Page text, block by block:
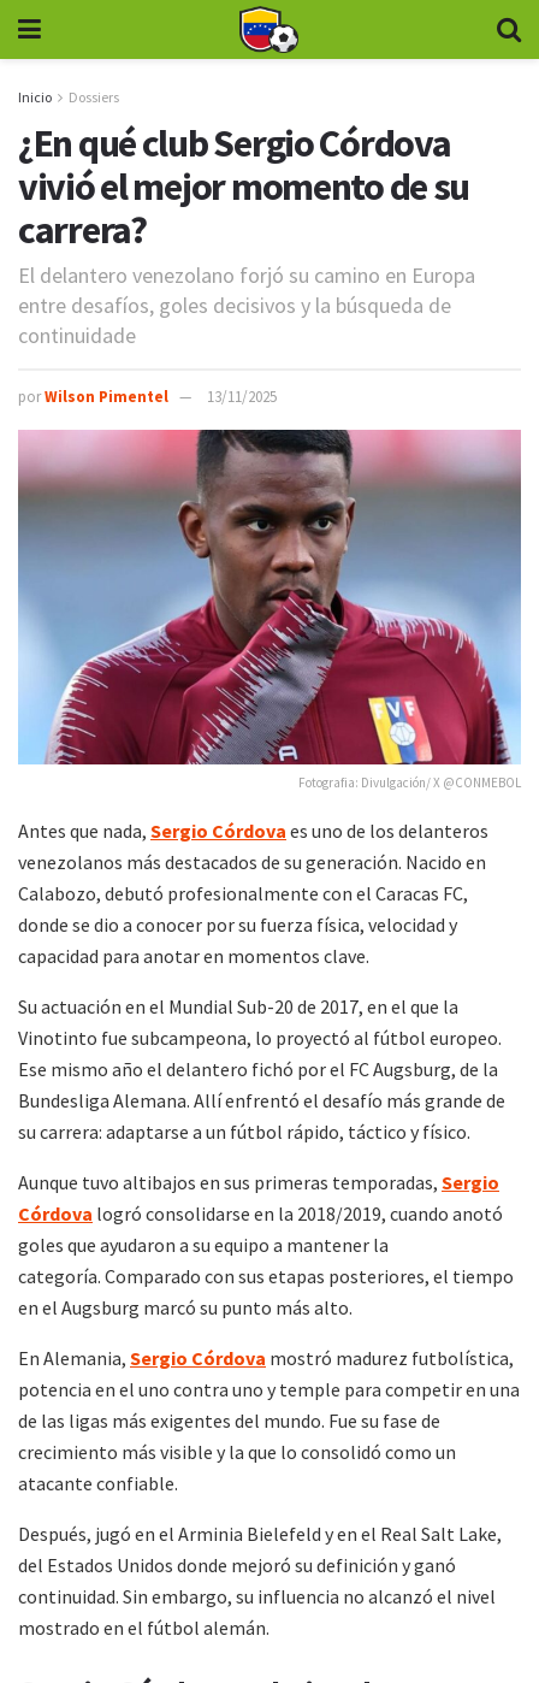
Inicio Dossiers
¿En qué club Sergio Córdova
vivió el mejor momento de su
carrera?
El delantero venezolano forjó su camino en Europa
entre desafíos, goles decisivos y la búsqueda de
continuidade
porWilson Pimentel 13/11/2025
Fotografia: Divulgación/ X @CONMEBOL
Antes que nada, Sergio Córdova es uno de los delanteros
venezolanos más destacados de su generación. Nacido en
Calabozo, debutó profesionalmente con el Caracas FC,
donde se dio a conocer por su fuerza física, velocidad y
capacidad para anotar en momentos clave.
Su actuación en el Mundial Sub-20 de 2017, en el que la
Vinotinto fue subcampeona, lo proyectó al fútbol europeo.
Ese mismo año el delantero fichó por el FC Augsburg, de la
Bundesliga Alemana. Allí enfrentó el desafío más grande de
su carrera: adaptarse a un fútbol rápido, táctico y físico.
Aunque tuvo altibajos en sus primeras temporadas, Sergio
Córdova logró consolidarse en la 2018/2019, cuando anotó
goles que ayudaron a su equipo a mantener la
categoría. Comparado con sus etapas posteriores, el tiempo
en el Augsburg marcó su punto más alto.
En Alemania, Sergio Córdova mostró madurez futbolística,
potencia en el uno contra uno y temple para competir en una
de las ligas más exigentes del mundo. Fue su fase de
crecimiento más visible y la que lo consolidó como un
atacante confiable.
Después, jugó en el Arminia Bielefeld y en el Real Salt Lake,
del Estados Unidos donde mejoró su definición y ganó
continuidad. Sin embargo, su influencia no alcanzó el nivel
mostrado en el fútbol alemán.